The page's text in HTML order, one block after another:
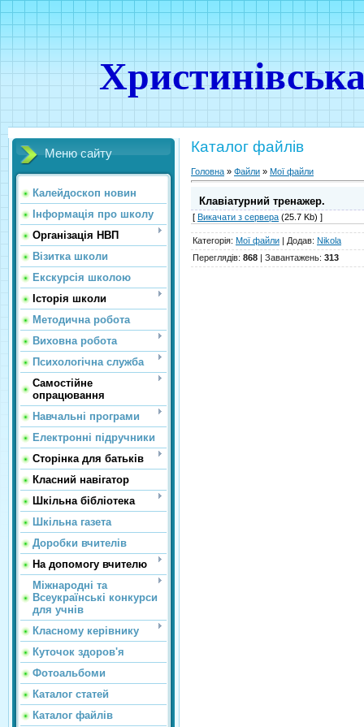
Меню сайту
Калейдоскоп новин
Інформація про школу
Організація НВП
Візитка школи
Екскурсія школою
Історія школи
Методична робота
Виховна робота
Психологічна служба
Самостійне
опрацювання
Навчальні програми
Електронні підручники
Сторінка для батьків
Класний навігатор
Шкільна бібліотека
Шкільна газета
Доробки вчителів
На допомогу вчителю
Міжнародні та
Всеукраїнські конкурси
для учнів
Класному керівнику
Куточок здоров'я
Фотоальбоми
Каталог статей
Каталог файлів
Каталог файлів
Головна » Файли » Мої файли
Клавіатурний тренажер.
[ Викачати з сервера (25.7 Kb) ]
Категорія: Мої файли | Додав: Nikola
Переглядів: 868 | Завантажень: 313